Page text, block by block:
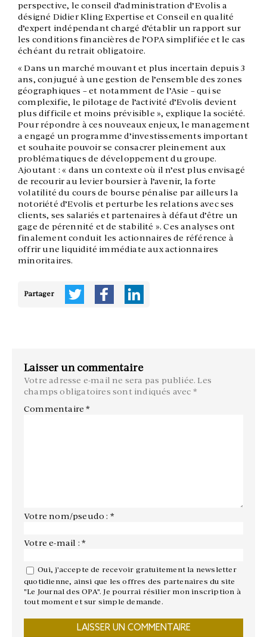
perspective, le conseil d’administration d’Evolis a
désigné Didier Kling Expertise et Conseil en qualité
d’expert indépendant chargé d’établir un rapport sur
les conditions financières de l’OPA simplifiée et le cas
échéant du retrait obligatoire.
« Dans un marché mouvant et plus incertain depuis 3
ans, conjugué à une gestion de l’ensemble des zones
géographiques – et notamment de l’Asie – qui se
complexifie, le pilotage de l’activité d’Evolis devient
plus difficile et moins prévisible », explique la société.
Pour répondre à ces nouveaux enjeux, le management
a engagé un programme d’investissements important
et souhaite pouvoir se consacrer pleinement aux
problématiques de développement du groupe.
Ajoutant : « dans un contexte où il n’est plus envisagé
de recourir au levier boursier à l’avenir, la forte
volatilité du cours de bourse pénalise par ailleurs la
notoriété d’Evolis et perturbe les relations avec ses
clients, ses salariés et partenaires à défaut d’être un
gage de pérennité et de stabilité ». Ces analyses ont
finalement conduit les actionnaires de référence à
offrir une liquidité immédiate aux actionnaires
minoritaires.
Partager
Laisser un commentaire
Votre adresse e-mail ne sera pas publiée. Les
champs obligatoires sont indiqués avec *
Commentaire*
Votre nom/pseudo : *
Votre e-mail : *
Oui, j'accepte de recevoir gratuitement la newsletter
quotidienne, ainsi que les offres des partenaires du site
"Le Journal des OPA". Je pourrai résilier mon inscription à
tout moment et sur simple demande.